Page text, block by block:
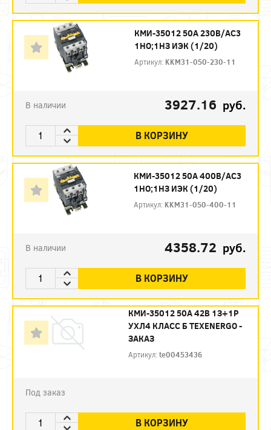
КМИ-35012 50А 230В/АС3
1НО;1НЗ ИЭК (1/20)
Артикул: KKM31-050-230-11
В наличии 3927.16 руб.
В КОРЗИНУ
КМИ-35012 50А 400В/АС3
1НО;1НЗ ИЭК (1/20)
Артикул: KKM31-050-400-11
В наличии 4358.72 руб.
В КОРЗИНУ
КМИ-35012 50А 42В 1З+1Р
УХЛ4 КЛАСС Б ТЕXENERGO -
ЗАКАЗ
Артикул:te00453436
Под заказ
В КОРЗИНУ